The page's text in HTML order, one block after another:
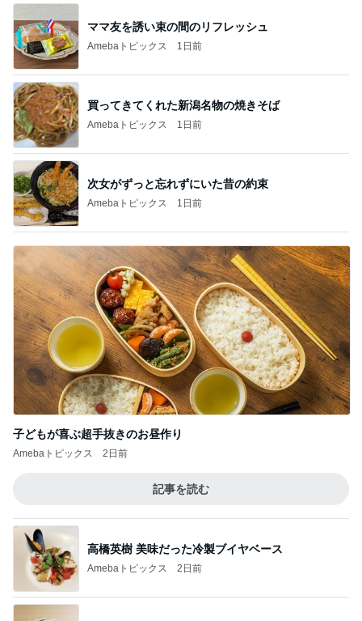
ママ友を誘い束の間のリフレッシュ
Amebaトピックス 1日前
買ってきてくれた新潟名物の焼きそば
Amebaトピックス 1日前
次女がずっと忘れずにいた昔の約束
Amebaトピックス 1日前
子どもが喜ぶ超手抜きのお昼作り
Amebaトピックス 2日前
記事を読む
高橋英樹 美味だった冷製ブイヤベース
Amebaトピックス 2日前